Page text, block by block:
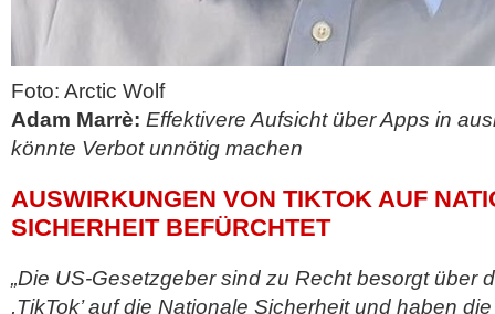
Foto: Arctic Wolf
Adam Marrè: Effektivere Aufsicht über Apps in
könnte Verbot unnötig machen
AUSWIRKUNGEN VON TIKTOK AUF
SICHERHEIT BEFÜRCHTET
„Die US-Gesetzgeber sind zu Recht besorgt über
,TikTok’ auf die Nationale Sicherheit und haben